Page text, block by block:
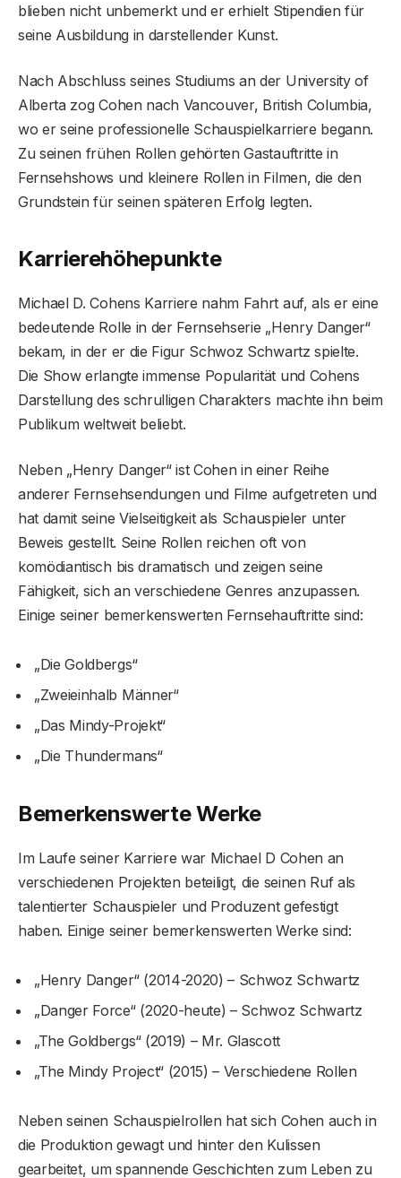
blieben nicht unbemerkt und er erhielt Stipendien für
seine Ausbildung in darstellender Kunst.
Nach Abschluss seines Studiums an der University of
Alberta zog Cohen nach Vancouver, British Columbia,
wo er seine professionelle Schauspielkarriere begann.
Zu seinen frühen Rollen gehörten Gastauftritte in
Fernsehshows und kleinere Rollen in Filmen, die den
Grundstein für seinen späteren Erfolg legten.
Karrierehöhepunkte
Michael D. Cohens Karriere nahm Fahrt auf, als er eine
bedeutende Rolle in der Fernsehserie „Henry Danger“
bekam, in der er die Figur Schwoz Schwartz spielte.
Die Show erlangte immense Popularität und Cohens
Darstellung des schrulligen Charakters machte ihn beim
Publikum weltweit beliebt.
Neben „Henry Danger“ ist Cohen in einer Reihe
anderer Fernsehsendungen und Filme aufgetreten und
hat damit seine Vielseitigkeit als Schauspieler unter
Beweis gestellt. Seine Rollen reichen oft von
komödiantisch bis dramatisch und zeigen seine
Fähigkeit, sich an verschiedene Genres anzupassen.
Einige seiner bemerkenswerten Fernsehauftritte sind:
„Die Goldbergs“
„Zweieinhalb Männer“
„Das Mindy-Projekt“
„Die Thundermans“
Bemerkenswerte Werke
Im Laufe seiner Karriere war Michael D Cohen an
verschiedenen Projekten beteiligt, die seinen Ruf als
talentierter Schauspieler und Produzent gefestigt
haben. Einige seiner bemerkenswerten Werke sind:
„Henry Danger“ (2014-2020) – Schwoz Schwartz
„Danger Force“ (2020-heute) – Schwoz Schwartz
„The Goldbergs“ (2019) – Mr. Glascott
„The Mindy Project“ (2015) – Verschiedene Rollen
Neben seinen Schauspielrollen hat sich Cohen auch in
die Produktion gewagt und hinter den Kulissen
gearbeitet, um spannende Geschichten zum Leben zu